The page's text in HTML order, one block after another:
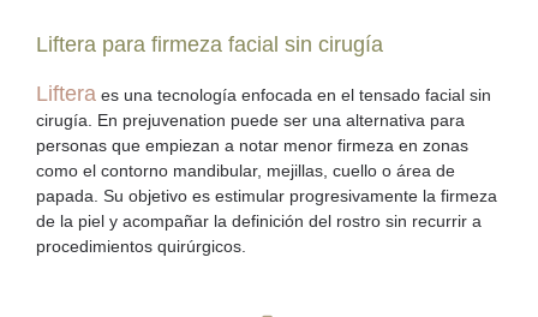
Liftera para firmeza facial sin cirugía
Liftera es una tecnología enfocada en el tensado facial sin
cirugía. En prejuvenation puede ser una alternativa para
personas que empiezan a notar menor firmeza en zonas
como el contorno mandibular, mejillas, cuello o área de
papada. Su objetivo es estimular progresivamente la firmeza
de la piel y acompañar la definición del rostro sin recurrir a
procedimientos quirúrgicos.